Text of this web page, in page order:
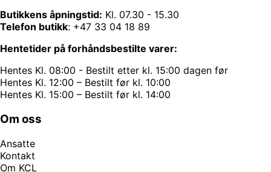
Butikkens åpningstid: Kl. 07.30 - 15.30
Telefon butikk: +47 33 04 18 89
Hentetider på forhåndsbestilte varer:
Hentes Kl. 08:00 - Bestilt etter kl. 15:00 dagen før
Hentes Kl. 12:00 – Bestilt før kl. 10:00
Hentes Kl. 15:00 – Bestilt før kl. 14:00
Om oss
Ansatte
Kontakt
Om KCL